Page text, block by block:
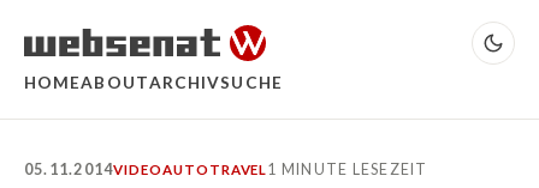
HOMEABOUTARCHIVSUCHE
05.11.2014VIDEOAUTO TRAVEL1 MINUTE LESEZEIT